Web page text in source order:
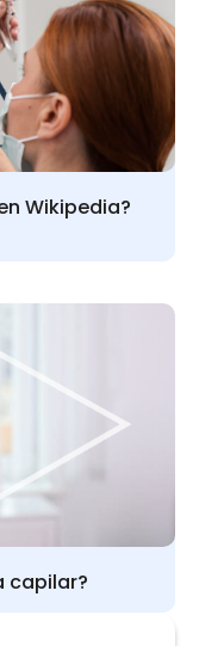
Wikipedia?
capilar?